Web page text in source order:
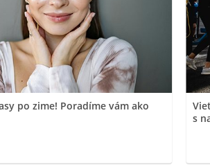
po zime! Poradíme vám ako
s